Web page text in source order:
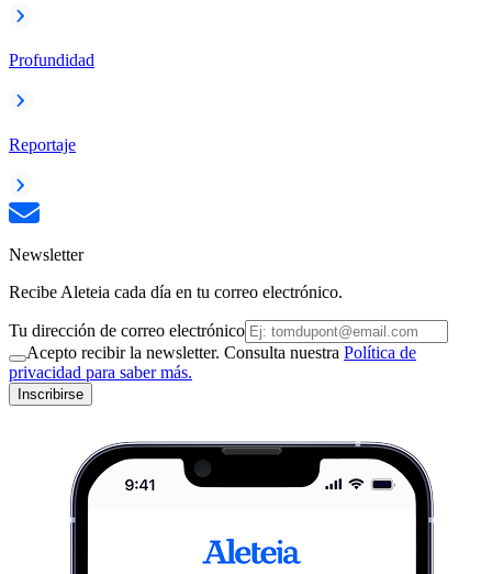
Profundidad
Reportaje
Newsletter
Recibe Aleteia cada día en tu correo electrónico.
Tu dirección de correo electrónico
Acepto recibir la newsletter. Consulta nuestra Política de
privacidad para saber más.
Inscribirse